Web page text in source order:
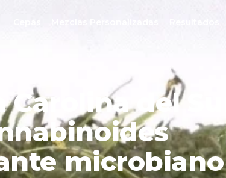
Carolina del Sur:
microbiano